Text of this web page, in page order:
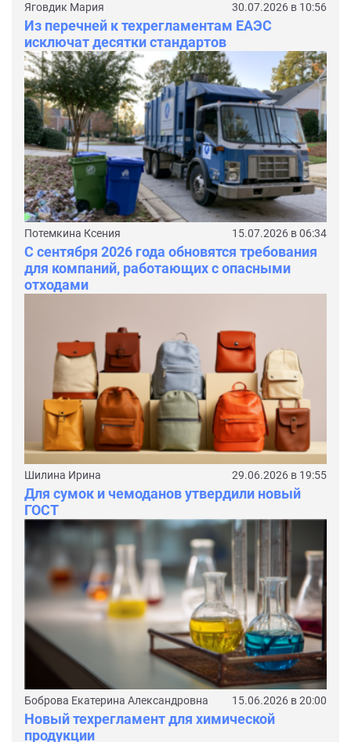
Яговдик Мария 30.07.2026 в 10:56
Из перечней к техрегламентам ЕАЭС
исключат десятки стандартов
Потемкина Ксения 15.07.2026 в 06:34
С сентября 2026 года обновятся требования
для компаний, работающих с опасными
отходами
Шилина Ирина 29.06.2026 в 19:55
Для сумок и чемоданов утвердили новый
ГОСТ
Боброва Екатерина Александровна 15.06.2026 в 20:00
Новый техрегламент для химической
продукции